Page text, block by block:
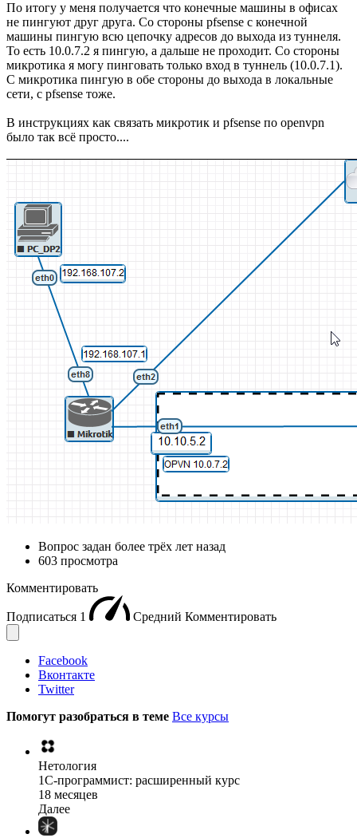
По итогу у меня получается что конечные машины в офисах
не пингуют друг друга. Со стороны pfsense с конечной
машины пингую всю цепочку адресов до выхода из туннеля.
То есть 10.0.7.2 я пингую, а дальше не проходит. Со стороны
микротика я могу пинговать только вход в туннель (10.0.7.1).
С микротика пингую в обе стороны до выхода в локальные
сети, с pfsense тоже.
В инструкциях как связать микротик и pfsense по openvpn
было так всё просто....
Вопрос задан более трёх лет назад
603 просмотра
Комментировать
Подписаться 1 Средний Комментировать
Facebook
Вконтакте
Twitter
Помогут разобраться в теме Все курсы
Нетология
1C-программист: расширенный курс
18 месяцев
Далее